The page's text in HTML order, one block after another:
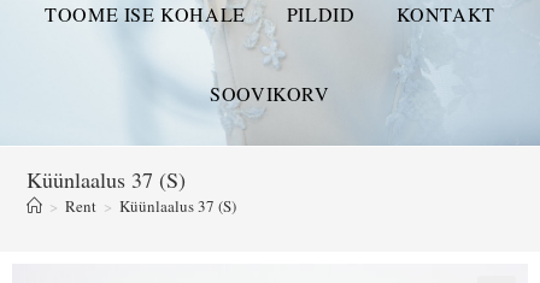
TOOME ISE KOHALE PILDID KONTAKT
SOOVIKORV
Küünlaalus 37 (S)
> Rent > Küünlaalus 37 (S)